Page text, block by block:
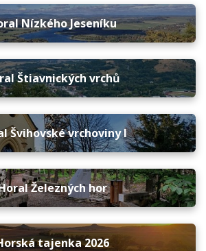
Nízkého Jeseníku
Štiavnických vrchů
Švihovské vrchoviny I
Železných hor
tajenka 2026